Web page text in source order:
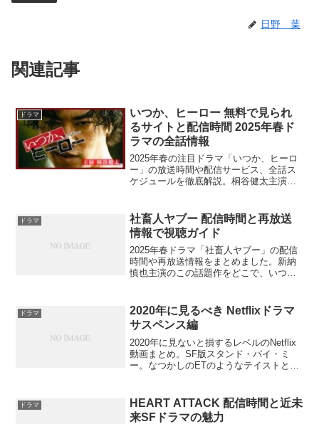
日野 葉
関連記事
ドラマ
いつか、ヒーロー 無料で見られ
るサイトと配信時間 2025年春ド
ラマの全話情報
2025年春の注目ドラマ「いつか、ヒーロ
ー」の放送時間や配信サービス、全話ス
ケジュールを徹底解説。桐谷健太主演の
ますか？
ドラマ
社畜人ヤブー 配信時間と再放送
情報で視聴ガイド
2025年春ドラマ「社畜人ヤブー」の配信
時間や再放送情報をまとめました。新納
慎也主演のこの話題作をどこで、いつ、
ドラマ
2020年に見るべき Netflixドラマ
サスペンス編
2020年に見ないと損するレベルのNetflix
動画まとめ。SF版スタンド・バイ・ミ
ー。なつかしのETのようなテイストと、
まで保ち続けるのは立派。ちょうどいい
長さ。ペー...
ドラマ
HEART ATTACK 配信時間と近未
来SFドラマの魅力